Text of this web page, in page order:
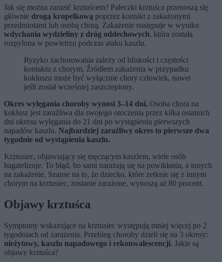
Jak się można zarazić krztuścem? Pałeczki krztuśca przenoszą się
głównie drogą kropelkową poprzez kontakt z zakażonymi
przedmiotami lub osobą chorą. Zakażenie następuje w wyniku
wdychania wydzieliny z dróg oddechowych, która została
rozpylona w powietrzu podczas ataku kaszlu.
Ryzyko zachorowania zależy od bliskości i częstości
kontaktu z chorym. Źródłem zakażenia w przypadku
kokluszu może być wyłącznie chory człowiek, nawet
jeśli został wcześniej zaszczepiony.
Okres wylęgania choroby wynosi 3–14 dni. Osoba chora na
koklusz jest zaraźliwa dla swojego otoczenia przez kilka ostatnich
dni okresu wylęgania do 21 dni po wystąpieniu pierwszych
napadów kaszlu. Najbardziej zaraźliwy okres to pierwsze dwa
tygodnie od wystąpienia kaszlu.
Krztusiec, objawiający się męczącym kaszlem, wiele osób
bagatelizuje. To błąd, bo sami narażają się na powikłania, a innych
na zakażenie. Szanse na to, że dziecko, które zetknie się z innym
chorym na krztusiec, zostanie zarażone, wynoszą aż 80 procent.
Objawy krztuśca
Symptomy wskazujące na krztusiec występują mniej więcej po 2
tygodniach od zarażenia. Przebieg choroby dzieli się na 3 okresy:
nieżytowy, kaszlu napadowego i rekonwalescencji. Jakie są
objawy krztuśca?